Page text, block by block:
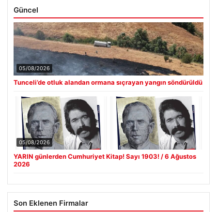
Güncel
05/08/2026
Tunceli’de otluk alandan ormana sıçrayan yangın söndürüldü
05/08/2026
YARIN günlerden Cumhuriyet Kitap! Sayı 1903! / 6 Ağustos
2026
Son Eklenen Firmalar